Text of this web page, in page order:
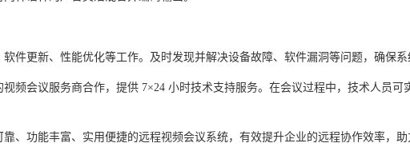
件更新、性能优化等工作。及时发现并解决设备故障、软件漏洞等问题，确保系
频会议服务商合作，提供 7×24 小时技术支持服务。在会议过程中，技术人员
、功能丰富、实用便捷的远程视频会议系统，有效提升企业的远程协作效率，助